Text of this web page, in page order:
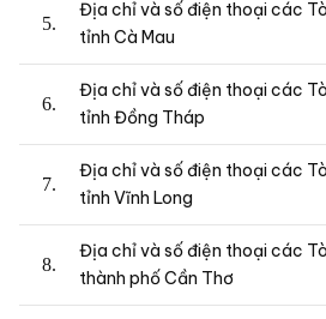
Địa chỉ và số điện thoại các
tỉnh Cà Mau
Địa chỉ và số điện thoại các
tỉnh Đồng Tháp
Địa chỉ và số điện thoại các
tỉnh Vĩnh Long
Địa chỉ và số điện thoại các
thành phố Cần Thơ